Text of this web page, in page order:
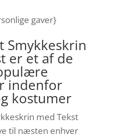
gaver}
Smykkeskrin
er et af de
indenfor
kostumer
med Tekst
til næsten enhver